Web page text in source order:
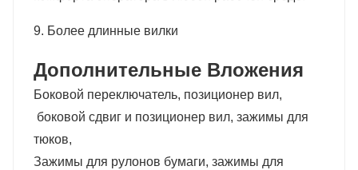
9. Более длинные вилки
Дополнительные Вложения
Боковой переключатель, позиционер вил,
боковой сдвиг и позиционер вил, зажимы для
тюков,
Зажимы для рулонов бумаги, зажимы для